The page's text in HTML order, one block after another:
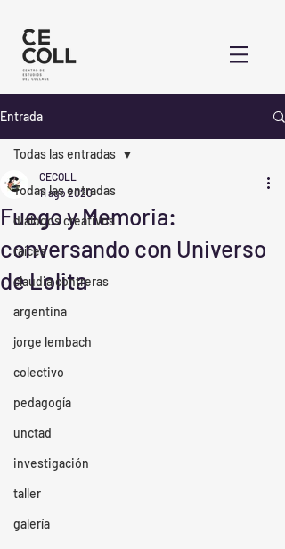
Entrada
Todas las entradas
diálogos creativos
raíces
claudia contreras
argentina
jorge lembach
colectivo
pedagogía
unctad
investigación
taller
galería
Todas las entradas
Fuego y Memoria:
conversando con Universo
de Lolita
CECOLL
11 ago 2020